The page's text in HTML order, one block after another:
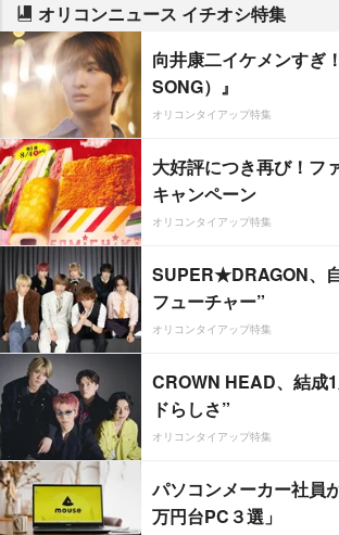
オリコンニュース イチオシ特集
向井康二イケメンすぎ
SONG）』
オリコンタイアップ特集
大好評につき再び！フ
キャンペーン
オリコンタイアップ特集
SUPER★DRAGON、
フューチャー”
オリコンタイアップ特集
CROWN HEAD、結成
ドらしさ”
オリコンタイアップ特集
パソコンメーカー社員
万円台PC３選」